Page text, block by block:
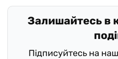
Залишайтесь в
Підписуйтесь на